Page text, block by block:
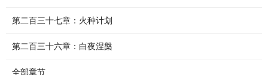
第二百三十七章：火种计划
第二百三十六章：白夜涅槃
全部章节